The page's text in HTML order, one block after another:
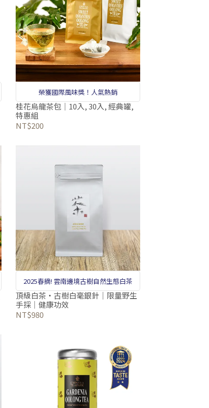
榮獲國際風味獎！人氣熱銷
桂花烏龍茶包｜10入, 30入, 經典罐,
特惠組
NT$200
2025春摘! 雲南邊境古樹自然生態白茶
頂級白茶‧古樹白毫銀針｜限量野生
手採｜健康功效
NT$980